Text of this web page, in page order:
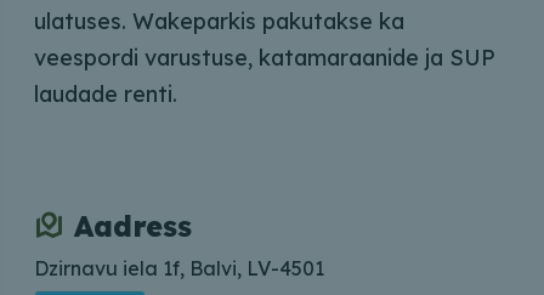
ulatuses. Wakeparkis pakutakse ka
veespordi varustuse, katamaraanide ja SUP
laudade renti.
Aadress
Dzirnavu iela 1f, Balvi, LV-4501